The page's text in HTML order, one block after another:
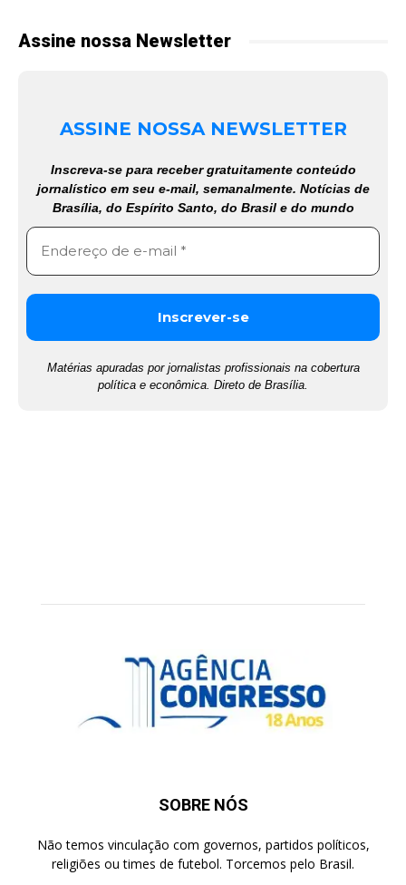
Assine nossa Newsletter
ASSINE NOSSA NEWSLETTER
Inscreva-se para receber gratuitamente conteúdo
jornalístico em seu e-mail, semanalmente. Notícias de
Brasília, do Espírito Santo, do Brasil e do mundo
Matérias apuradas por jornalistas profissionais na cobertura
política e econômica. Direto de Brasília.
SOBRE NÓS
Não temos vinculação com governos, partidos políticos,
religiões ou times de futebol. Torcemos pelo Brasil.